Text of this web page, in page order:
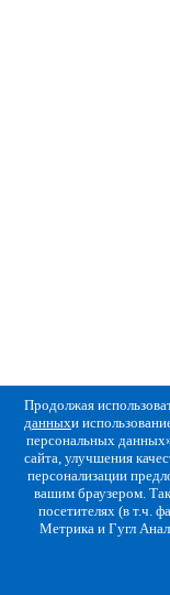
Продолжая
данныхи
персональных
сайта, улучшения
персонализации
вашим браузером.
посетителях (в т.ч.
Метрика и Гугл